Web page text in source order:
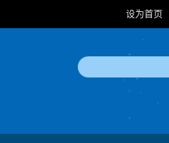
设为首页